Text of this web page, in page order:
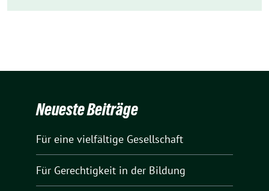
Neueste Beiträge
Für eine vielfältige Gesellschaft
Für Gerechtigkeit in der Bildung